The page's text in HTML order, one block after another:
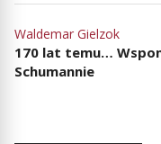
Waldemar Gielzok
170 lat temu…
Schumannie